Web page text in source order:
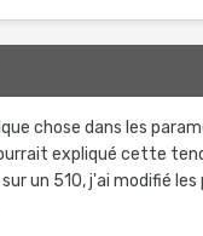
chose dans les
expliqué cette
un 510, j'ai modifié